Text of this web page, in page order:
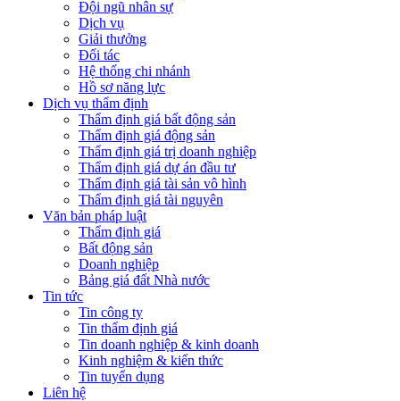
Đội ngũ nhân sự
Dịch vụ
Giải thưởng
Đối tác
Hệ thống chi nhánh
Hồ sơ năng lực
Dịch vụ thẩm định
Thẩm định giá bất động sản
Thẩm định giá động sản
Thẩm định giá trị doanh nghiệp
Thẩm định giá dự án đầu tư
Thẩm định giá tài sản vô hình
Thẩm định giá tài nguyên
Văn bản pháp luật
Thẩm định giá
Bất động sản
Doanh nghiệp
Bảng giá đất Nhà nước
Tin tức
Tin công ty
Tin thẩm định giá
Tin doanh nghiệp & kinh doanh
Kinh nghiệm & kiến thức
Tin tuyển dụng
Liên hệ